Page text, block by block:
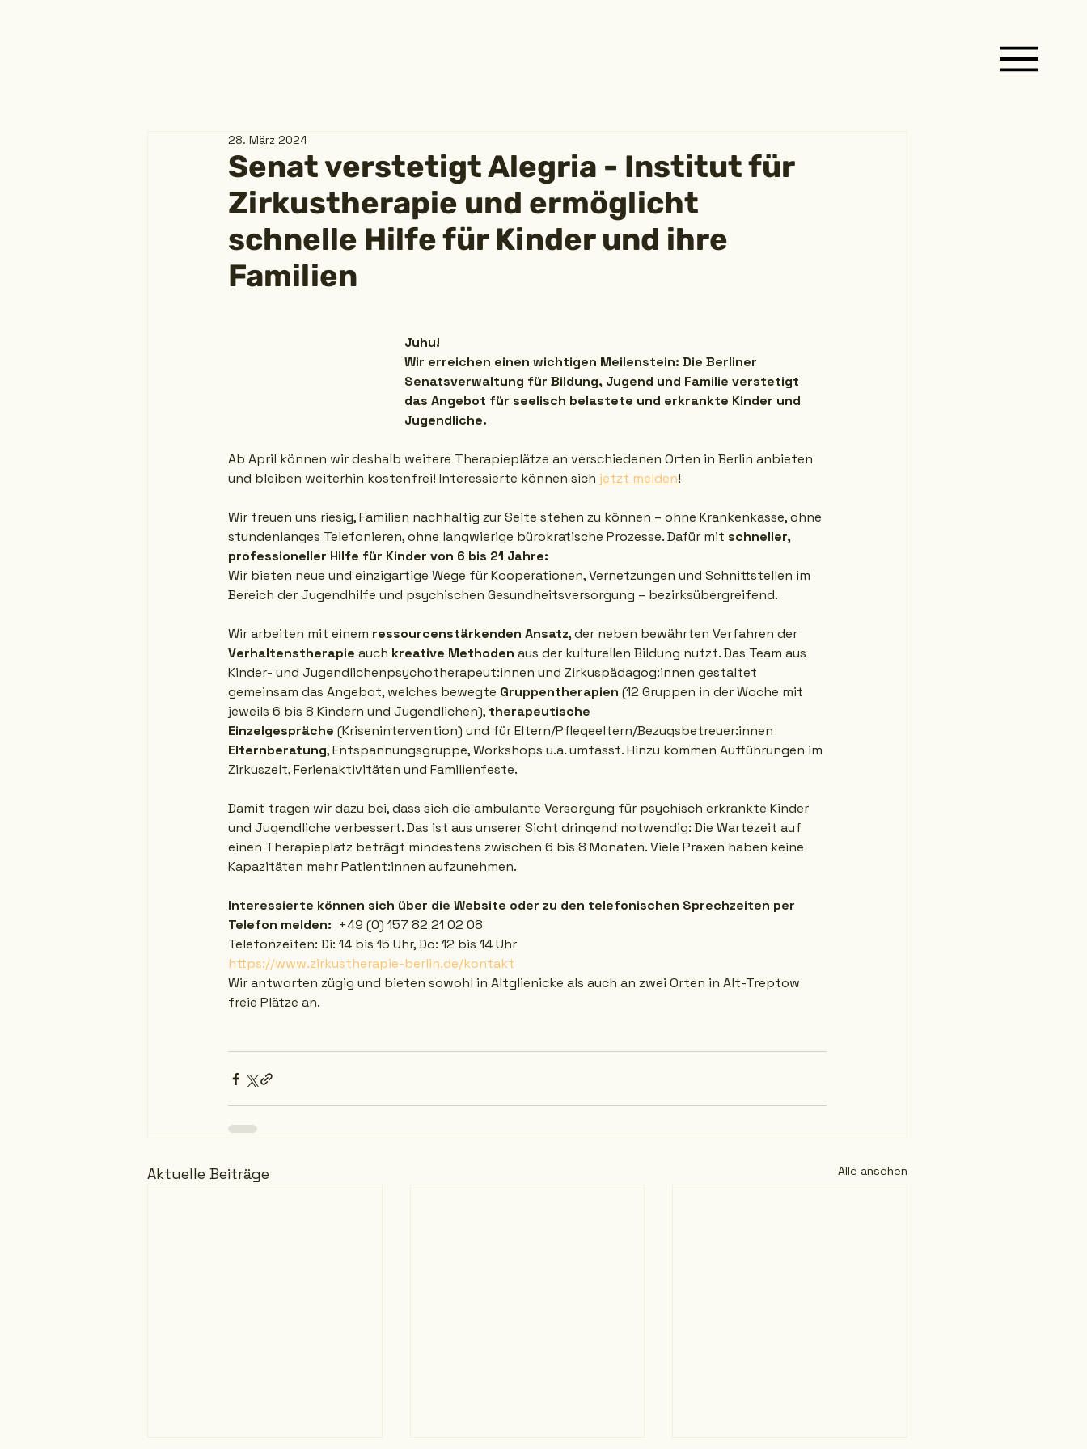
Senat verstetigt Alegria - Institut für
Zirkustherapie und ermöglicht
schnelle Hilfe für Kinder und ihre
Familien
28. März 2024
Juhu!
Wir erreichen einen wichtigen Meilenstein: Die Berliner
Senatsverwaltung für Bildung, Jugend und Familie verstetigt
das Angebot für seelisch belastete und erkrankte Kinder und
Jugendliche.
Ab April können wir deshalb weitere Therapieplätze an verschiedenen Orten in Berlin anbieten
und bleiben weiterhin kostenfrei! Interessierte können sich jetzt melden!
Wir freuen uns riesig, Familien nachhaltig zur Seite stehen zu können – ohne Krankenkasse, ohne
stundenlanges Telefonieren, ohne langwierige bürokratische Prozesse. Dafür mit schneller,
professioneller Hilfe für Kinder von 6 bis 21 Jahre:
Wir bieten neue und einzigartige Wege für Kooperationen, Vernetzungen und Schnittstellen im
Bereich der Jugendhilfe und psychischen Gesundheitsversorgung – bezirksübergreifend.
Wir arbeiten mit einem ressourcenstärkenden Ansatz, der neben bewährten Verfahren der
Verhaltenstherapie auch kreative Methoden aus der kulturellen Bildung nutzt. Das Team aus
Kinder- und Jugendlichenpsychotherapeut:innen und Zirkuspädagog:innen gestaltet
gemeinsam das Angebot, welches bewegte Gruppentherapien (12 Gruppen in der Woche mit
jeweils 6 bis 8 Kindern und Jugendlichen), therapeutische
Einzelgespräche (Krisenintervention) und für Eltern/Pflegeeltern/Bezugsbetreuer:innen
Elternberatung, Entspannungsgruppe, Workshops u.a. umfasst. Hinzu kommen Aufführungen im
Zirkuszelt, Ferienaktivitäten und Familienfeste.
Damit tragen wir dazu bei, dass sich die ambulante Versorgung für psychisch erkrankte Kinder
und Jugendliche verbessert. Das ist aus unserer Sicht dringend notwendig: Die Wartezeit auf
einen Therapieplatz beträgt mindestens zwischen 6 bis 8 Monaten. Viele Praxen haben keine
Kapazitäten mehr Patient:innen aufzunehmen.
Interessierte können sich über die Website oder zu den telefonischen Sprechzeiten per
Telefon melden: +49 (0) 157 82 21 02 08
Telefonzeiten: Di: 14 bis 15 Uhr, Do: 12 bis 14 Uhr
https://www.zirkustherapie-berlin.de/kontakt
Wir antworten zügig und bieten sowohl in Altglienicke als auch an zwei Orten in Alt-Treptow
freie Plätze an.
Aktuelle Beiträge Alle ansehen